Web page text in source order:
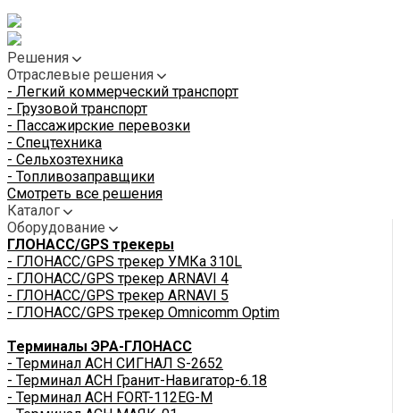
Решения
Отраслевые решения
- Легкий коммерческий транспорт
- Грузовой транспорт
- Пассажирские перевозки
- Спецтехника
- Сельхозтехника
- Топливозаправщики
Смотреть все решения
Каталог
Оборудование
ГЛОНАСС/GPS трекеры
- ГЛОНАСС/GPS трекер УМКа 310L
- ГЛОНАСС/GPS трекер ARNAVI 4
- ГЛОНАСС/GPS трекер ARNAVI 5
- ГЛОНАСС/GPS трекер Omnicomm Optim
Терминалы ЭРА-ГЛОНАСС
- Терминал АСН СИГНАЛ S-2652
- Терминал АСН Гранит-Навигатор-6.18
- Терминал АСН FORT-112EG-M